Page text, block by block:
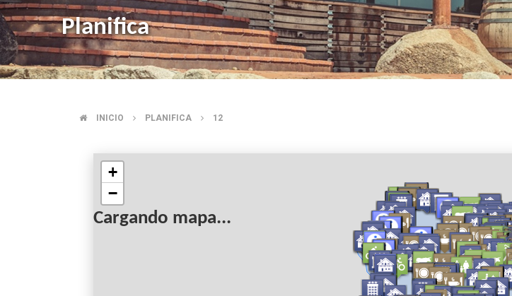
Planifica
BREADCRUMB
INICIO PLANIFICA 12
Cargando mapa...
+
−